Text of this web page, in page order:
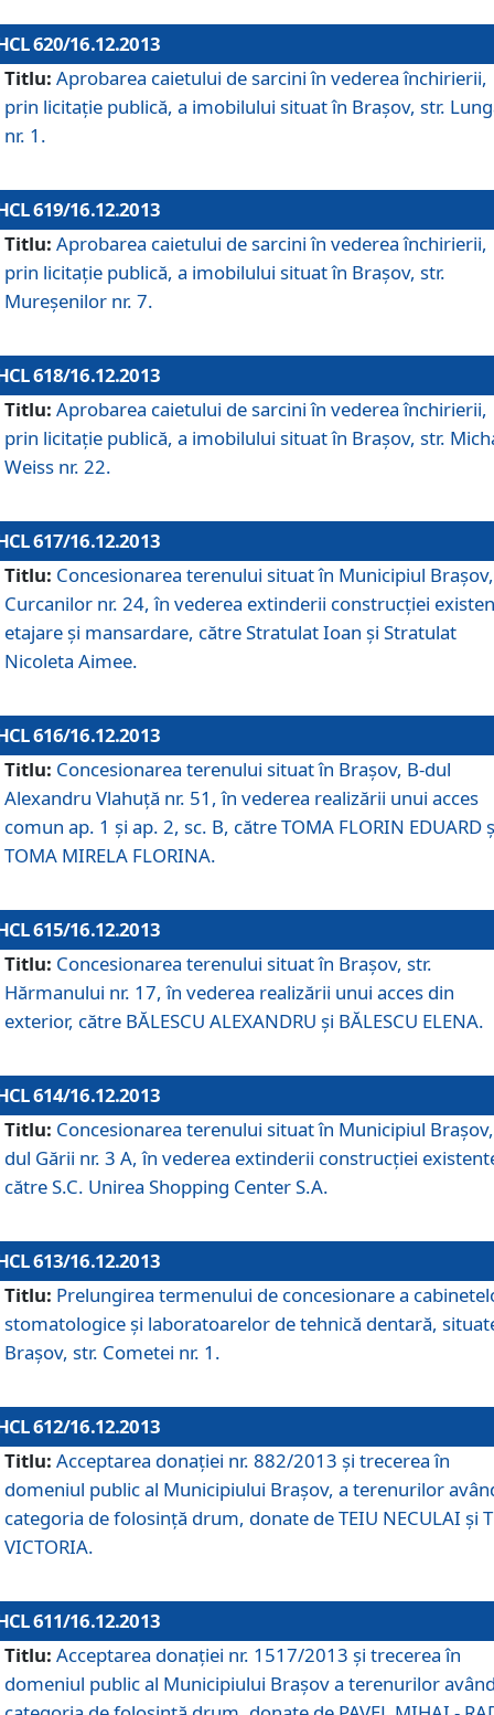
620/16.12.2013
Titlu: Aprobarea caietului de sarcini în vederea închirierii,
prin licitaţie publică, a imobilului situat în Braşov, str.
nr. 1.
619/16.12.2013
Titlu: Aprobarea caietului de sarcini în vederea închirierii,
prin licitaţie publică, a imobilului situat în Braşov, str.
Mureşenilor nr. 7.
618/16.12.2013
Titlu: Aprobarea caietului de sarcini în vederea închirierii,
prin licitaţie publică, a imobilului situat în Braşov, str.
Weiss nr. 22.
617/16.12.2013
Titlu: Concesionarea terenului situat în Municipiul
Curcanilor nr. 24, în vederea extinderii construcţiei
etajare şi mansardare, către Stratulat Ioan şi Stratulat
Nicoleta Aimee.
616/16.12.2013
Titlu: Concesionarea terenului situat în Braşov, B-dul
Alexandru Vlahuţă nr. 51, în vederea realizării unui acces
comun ap. 1 şi ap. 2, sc. B, către TOMA FLORIN EDUARD
TOMA MIRELA FLORINA.
615/16.12.2013
Titlu: Concesionarea terenului situat în Braşov, str.
Hărmanului nr. 17, în vederea realizării unui acces din
exterior, către BĂLESCU ALEXANDRU şi BĂLESCU ELENA.
614/16.12.2013
Titlu: Concesionarea terenului situat în Municipiul
dul Gării nr. 3 A, în vederea extinderii construcţiei
către S.C. Unirea Shopping Center S.A.
613/16.12.2013
Titlu: Prelungirea termenului de concesionare a
stomatologice şi laboratoarelor de tehnică dentară,
Braşov, str. Cometei nr. 1.
612/16.12.2013
Titlu: Acceptarea donaţiei nr. 882/2013 şi trecerea în
domeniul public al Municipiului Braşov, a terenurilor
categoria de folosinţă drum, donate de TEIU NECULAI şi
VICTORIA.
611/16.12.2013
Titlu: Acceptarea donaţiei nr. 1517/2013 şi trecerea în
domeniul public al Municipiului Braşov a terenurilor